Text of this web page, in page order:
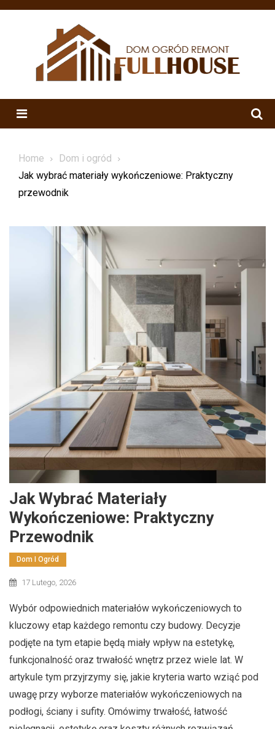
Skip
Menu
Home
Dom i ogród
Jak wybrać materiały wykończeniowe: Praktyczny
przewodnik
Jak Wybrać Materiały
Wykończeniowe: Praktyczny
Przewodnik
Dom I Ogród
17 Lutego, 2026
Wybór odpowiednich materiałów wykończeniowych to
kluczowy etap każdego remontu czy budowy. Decyzje
podjęte na tym etapie będą miały wpływ na estetykę,
funkcjonalność oraz trwałość wnętrz przez wiele lat. W
artykule tym przyjrzymy się, jakie kryteria warto wziąć pod
uwagę przy wyborze materiałów wykończeniowych na
podłogi, ściany i sufity. Omówimy trwałość, łatwość